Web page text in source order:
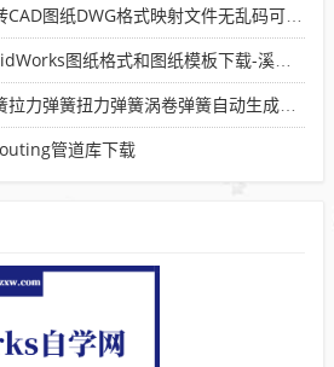
DWG格式映射文件无乱码可分层-溪风亲测推荐
图纸格式和图纸模板下载-溪风专用版
弹簧扭力弹簧涡卷弹簧自动生成宏程序下载
管道库下载